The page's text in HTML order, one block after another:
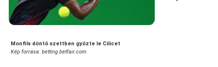
Monfils döntő szettben győzte le Cilicet
Kép forrása: betting.betfair.com